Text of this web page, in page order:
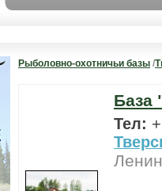
Рыболовно-охотничьи базы /
База
Тел: